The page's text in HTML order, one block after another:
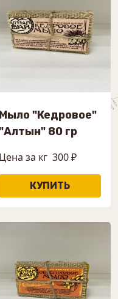
Мыло "Кедровое"
80 гр
Цена за кг 300 ₽